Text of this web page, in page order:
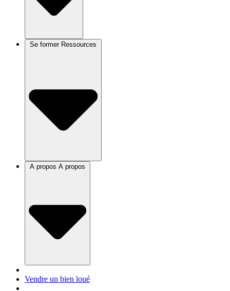
Se former
A propos
Vendre un bien loué